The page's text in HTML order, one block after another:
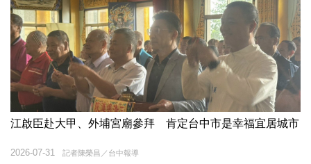
江啟臣赴大甲、外埔宮廟參拜 肯定台中市是幸福宜居城市
記者陳榮昌／台中報導
2026-07-31